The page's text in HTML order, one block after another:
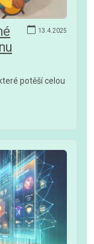
13.4.2025
potěší celou